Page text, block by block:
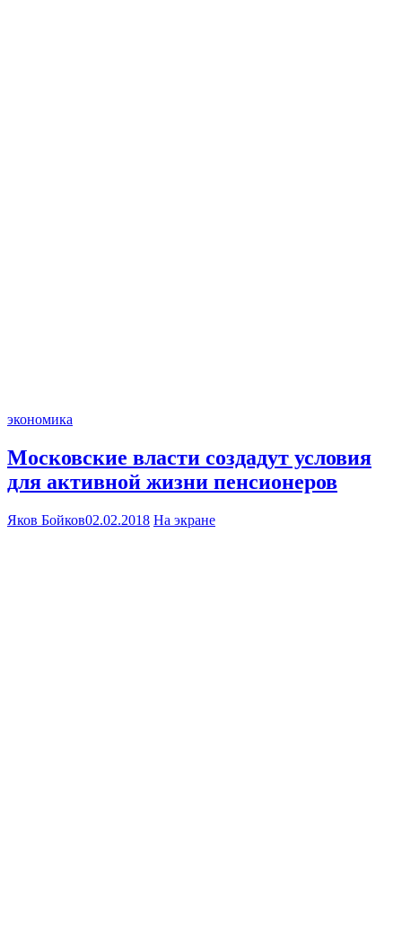
экономика
Московские власти создадут условия
для активной жизни пенсионеров
Яков Бойков02.02.2018 На экране